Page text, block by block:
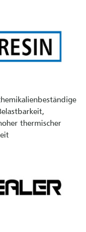
thermischer